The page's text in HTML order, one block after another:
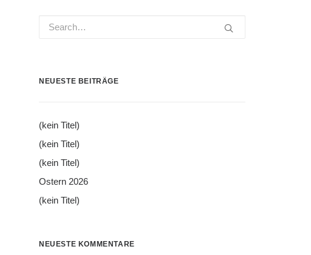
NEUESTE BEITRÄGE
(kein Titel)
(kein Titel)
(kein Titel)
Ostern 2026
(kein Titel)
NEUESTE KOMMENTARE